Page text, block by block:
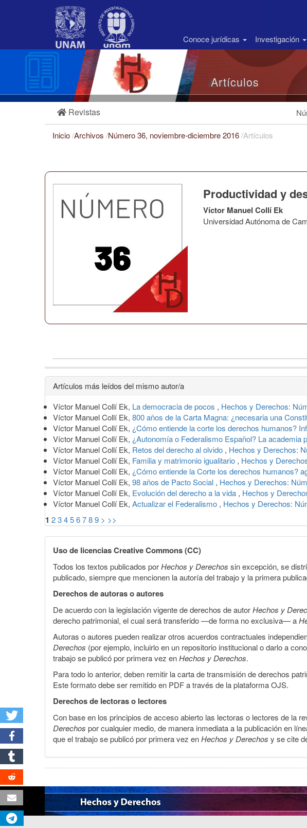
Barra
Conoce jurídicas Investigación
Artículos
Revistas
Inicio/Archivos /Número 36, noviembre-diciembre 2016/Artículos
Productividad y
Víctor Manuel Collí Ek
Universidad Autónoma de
Detalles
del
artículo
Artículos más leídos del mismo autor/a
Víctor Manuel Collí Ek, La democracia de pocos , Hechos y Derechos:
Víctor Manuel Collí Ek, 800 años de la Carta Magna: ¿necesaria una
Víctor Manuel Collí Ek, ¿Cómo entiende la corte los derechos humanos?
Víctor Manuel Collí Ek, ¿Autonomía o Federalismo Español? La academia
Víctor Manuel Collí Ek, Retos del derecho al olvido , Hechos y Derechos:
Víctor Manuel Collí Ek, Familia y matrimonio igualitario , Hechos y
Víctor Manuel Collí Ek, ¿Cómo entiende la Corte los derechos humanos?
Víctor Manuel Collí Ek, 98 años de Pacto Social , Hechos y Derechos:
Víctor Manuel Collí Ek, Evolución del derecho a la vida , Hechos y
Víctor Manuel Collí Ek, Actualizar el Federalismo , Hechos y Derechos:
1 23456789 > >>
Uso de licencias Creative Commons (CC)
Todos los textos publicados porHechos y Derechos sin excepción, se
publicado, siempre que mencionen la autoría del trabajo y la primera
Derechos de autoras o autores
De acuerdo con la legislación vigente de derechos de autorHechos y
derecho patrimonial, el cual será transferido —de forma no exclusiva— a
Autoras o autores pueden realizar otros acuerdos contractuales
Derechos (por ejemplo, incluirlo en un repositorio institucional o darlo a
trabajo se publicó por primera vez enHechos y Derechos.
Para todo lo anterior, deben remitir la carta de transmisión de derechos
Este formato debe ser remitido en PDF a través de la plataforma OJS.
Derechos de lectoras o lectores
Con base en los principios de acceso abierto las lectoras o lectores de la
Derechos por cualquier medio, de manera inmediata a la publicación en
que el trabajo se publicó por primera vez enHechos y Derechos y se cite